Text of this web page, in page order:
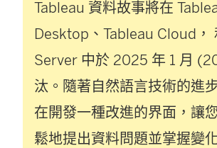
Tableau 資料故事將在
Desktop 、 Tableau Cloud ，
Server 中於 2025 年 1 月
汰。隨著自然語言技術的進
在開發一種改進的界面，讓
鬆地提出資料問題並掌握變